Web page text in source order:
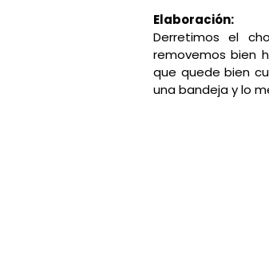
Elaboración:
Derretimos el
removemos bien
que quede bien
una bandeja y lo